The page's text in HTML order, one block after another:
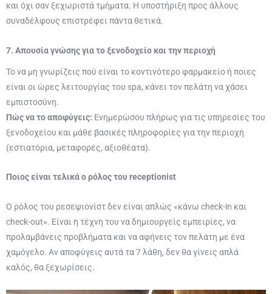
και όχι σαν ξεχωριστά τμήματα. Η υποστήριξη προς άλλους
συναδέλφους επιστρέφει πάντα θετικά.
7. Απουσία γνώσης για το ξενοδοχείο και την περιοχή
Το να μη γνωρίζεις πού είναι το κοντινότερο φαρμακείο ή ποιες
είναι οι ώρες λειτουργίας του spa, κάνει τον πελάτη να χάσει
εμπιστοσύνη.
Πώς να το αποφύγεις: Ενημερώσου πλήρως για τις υπηρεσίες του
ξενοδοχείου και μάθε βασικές πληροφορίες για την περιοχή
(εστιατόρια, μεταφορές, αξιοθέατα).
Ποιος είναι τελικά ο ρόλος του receptionist
Ο ρόλος του ρεσεψιονίστ δεν είναι απλώς «κάνω check-in και
check-out». Είναι η τέχνη του να δημιουργείς εμπειρίες, να
προλαμβάνεις προβλήματα και να αφήνεις τον πελάτη με ένα
χαμόγελο. Αν αποφύγεις αυτά τα 7 λάθη, δεν θα γίνεις απλά
καλός, θα ξεχωρίσεις.